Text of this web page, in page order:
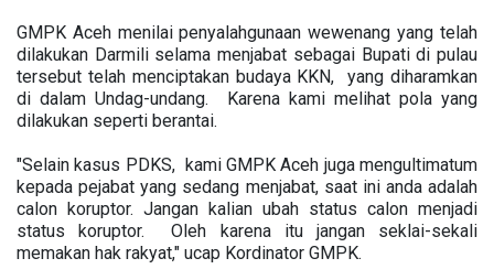
GMPK Aceh menilai penyalahgunaan wewenang yang telah
dilakukan Darmili selama menjabat sebagai Bupati di pulau
tersebut telah menciptakan budaya KKN, yang diharamkan
di dalam Undag-undang. Karena kami melihat pola yang
dilakukan seperti berantai.
"Selain kasus PDKS, kami GMPK Aceh juga mengultimatum
kepada pejabat yang sedang menjabat, saat ini anda adalah
calon koruptor. Jangan kalian ubah status calon menjadi
status koruptor. Oleh karena itu jangan seklai-sekali
memakan hak rakyat," ucap Kordinator GMPK.